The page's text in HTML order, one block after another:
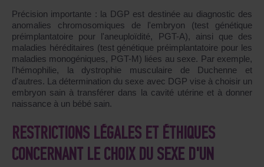
Précision importante : la DGP est destinée au diagnostic des
anomalies chromosomiques de l'embryon (test génétique
préimplantatoire pour l'aneuploïdité, PGT-A), ainsi que des
maladies héréditaires (test génétique préimplantatoire pour les
maladies monogéniques, PGT-M) liées au sexe. Par exemple,
l'hémophilie, la dystrophie musculaire de Duchenne et
d'autres. La détermination du sexe avec DGP vise à choisir un
embryon sain à transférer dans la cavité utérine et à donner
naissance à un bébé sain.
RESTRICTIONS LÉGALES ET ÉTHIQUES
CONCERNANT LE CHOIX DU SEXE D'UN